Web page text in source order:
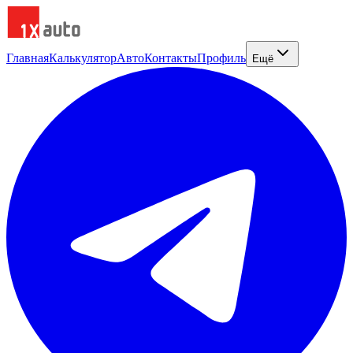
ГлавнаяКалькуляторАвтоКонтактыПрофиль Ещё